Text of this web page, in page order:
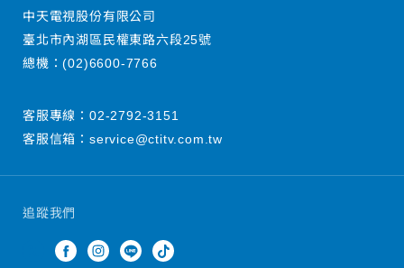
追蹤我們
中天電視股份有限公司
臺北市內湖區民權東路六段25號
總機：(02)6600-7766
客服專線： 02-2792-3151
客服信箱： service@ctitv.com.tw